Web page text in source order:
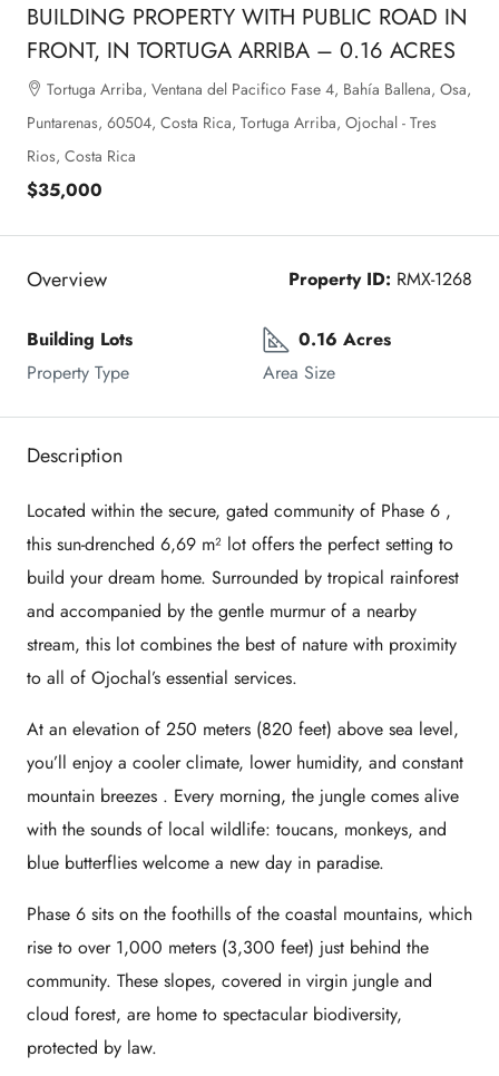
BUILDING PROPERTY WITH PUBLIC ROAD IN
FRONT, IN TORTUGA ARRIBA – 0.16 ACRES
Tortuga Arriba, Ventana del Pacifico Fase 4, Bahía Ballena, Osa,
Puntarenas, 60504, Costa Rica, Tortuga Arriba, Ojochal - Tres
Rios, Costa Rica
$35,000
Overview Property ID: RMX-1268
Building Lots
Property Type
0.16 Acres
Area Size
Description
Located within the secure, gated community of Phase 6 ,
this sun-drenched 6,69 m² lot offers the perfect setting to
build your dream home. Surrounded by tropical rainforest
and accompanied by the gentle murmur of a nearby
stream, this lot combines the best of nature with proximity
to all of Ojochal’s essential services.
At an elevation of 250 meters (820 feet) above sea level,
you’ll enjoy a cooler climate, lower humidity, and constant
mountain breezes . Every morning, the jungle comes alive
with the sounds of local wildlife: toucans, monkeys, and
blue butterflies welcome a new day in paradise.
Phase 6 sits on the foothills of the coastal mountains, which
rise to over 1,000 meters (3,300 feet) just behind the
community. These slopes, covered in virgin jungle and
cloud forest, are home to spectacular biodiversity,
protected by law.